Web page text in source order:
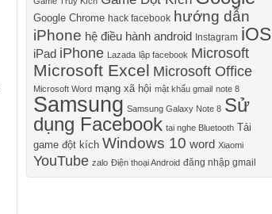
Google Chrome hack facebook hướng dẫn
iPhone hệ điều hành android Instagram iOS
iPad iPhone Lazada lập facebook Microsoft
Microsoft Excel Microsoft Office
Microsoft Word mạng xã hội mật khẩu gmail note 8
Samsung Samsung Galaxy Note 8 Sử
dụng Facebook tai nghe Bluetooth Tải
game đột kích Windows 10 word Xiaomi
YouTube zalo Điện thoại Android đăng nhập gmail